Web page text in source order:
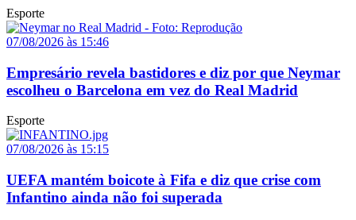
Esporte
07/08/2026 às 15:46
Empresário revela bastidores e diz por que Neymar
escolheu o Barcelona em vez do Real Madrid
Esporte
07/08/2026 às 15:15
UEFA mantém boicote à Fifa e diz que crise com
Infantino ainda não foi superada